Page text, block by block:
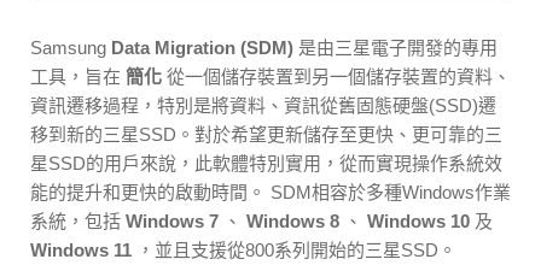
Samsung Data Migration (SDM) 是由三星電子開發的專用
工具，旨在 簡化 從一個儲存裝置到另一個儲存裝置的資料、
資訊遷移過程，特別是將資料、資訊從舊固態硬盤(SSD)遷
移到新的三星SSD。對於希望更新儲存至更快、更可靠的三
星SSD的用戶來說，此軟體特別實用，從而實現操作系統效
能的提升和更快的啟動時間。 SDM相容於多種Windows作業
系統，包括 Windows 7 、 Windows 8 、 Windows 10 及
Windows 11 ，並且支援從800系列開始的三星SSD。